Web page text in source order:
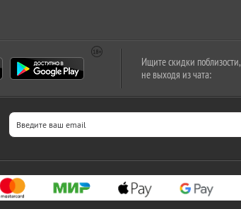
Ищите скидки поблизости,
не выходя из чата: